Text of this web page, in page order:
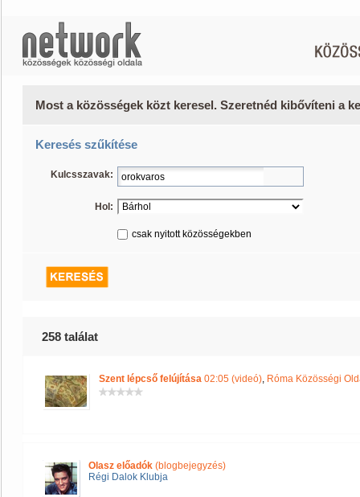
Most a közösségek közt keresel. Szeretnéd kibővíteni a
Keresés szűkítése
Kulcsszavak:
Hol:
csak nyitott közösségekben
258 találat
Szent lépcső felújítása 02:05 (videó), Róma Közösségi
Olasz előadók (blogbejegyzés)
Régi Dalok Klubja